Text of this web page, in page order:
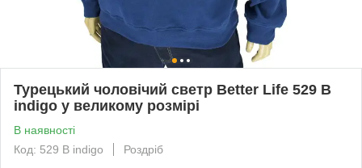
Турецький чоловічий светр Better Life 529 B
indigo у великому розмірі
В наявності
Код: 529 B indigo
Роздріб